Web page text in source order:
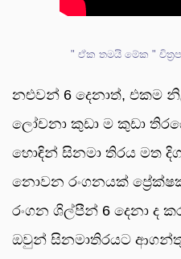
" ඒක තමයි මේක "
නළුවන් 6 දෙනාත්, එකම
ලෝචනා කුඩා ම කුඩා
හොඳින් සිනමා තිරය මත
නොවන රංගනයක්
රංගන ශිල්පීන් 6 දෙනා ද
ඔවුන් සිනමාතිරයට